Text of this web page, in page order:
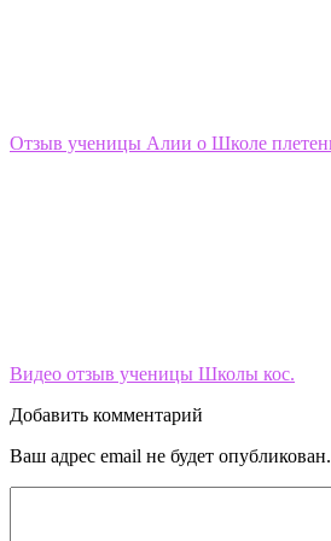
Отзыв ученицы Алии о Школе
Видео отзыв ученицы Школы кос.
Добавить комментарий
Ваш адрес email не будет опубликован.